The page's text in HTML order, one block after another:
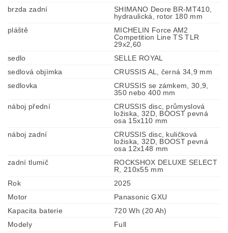
brzda zadní
SHIMANO Deore BR-MT410,
hydraulická, rotor 180 mm
pláště
MICHELIN Force AM2
Competition Line TS TLR
29x2,60
sedlo
SELLE ROYAL
sedlová objímka
CRUSSIS AL, černá 34,9 mm
sedlovka
CRUSSIS se zámkem, 30,9,
350 nebo 400 mm
náboj přední
CRUSSIS disc, průmyslová
ložiska, 32D, BOOST pevná
osa 15x110 mm
náboj zadní
CRUSSIS disc, kuličková
ložiska, 32D, BOOST pevná
osa 12x148 mm
zadní tlumič
ROCKSHOX DELUXE SELECT
R, 210x55 mm
Rok
2025
Motor
Panasonic GXU
Kapacita baterie
720 Wh (20 Ah)
Modely
Full